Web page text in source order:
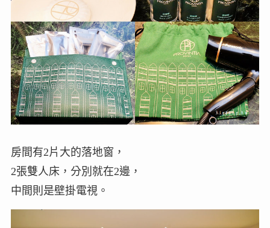
房間有2片大的落地窗，
2張雙人床，分別就在2邊，
中間則是壁掛電視。